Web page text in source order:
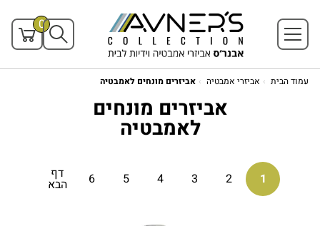
0
עמוד הבית אביזרי אמבטיה אביזרים מונחים לאמבטיה
אביזרים מונחים
לאמבטיה
1
2
3
4
5
6 דף
הבא